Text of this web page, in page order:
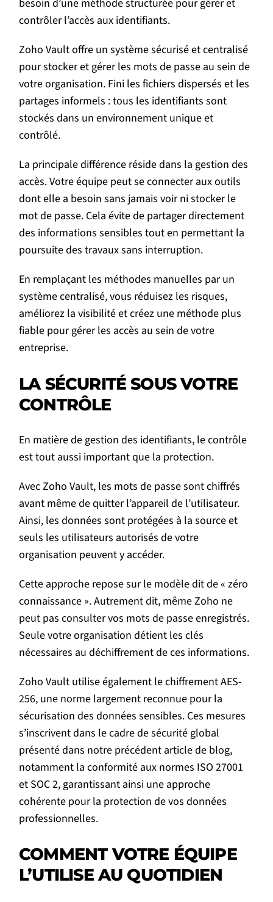
besoin d’une méthode structurée pour gérer et
contrôler l’accès aux identifiants.
Zoho Vault offre un système sécurisé et centralisé
pour stocker et gérer les mots de passe au sein de
votre organisation. Fini les fichiers dispersés et les
partages informels : tous les identifiants sont
stockés dans un environnement unique et
contrôlé.
La principale différence réside dans la gestion des
accès. Votre équipe peut se connecter aux outils
dont elle a besoin sans jamais voir ni stocker le
mot de passe. Cela évite de partager directement
des informations sensibles tout en permettant la
poursuite des travaux sans interruption.
En remplaçant les méthodes manuelles par un
système centralisé, vous réduisez les risques,
améliorez la visibilité et créez une méthode plus
fiable pour gérer les accès au sein de votre
entreprise.
LA SÉCURITÉ SOUS VOTRE
CONTRÔLE
En matière de gestion des identifiants, le contrôle
est tout aussi important que la protection.
Avec Zoho Vault, les mots de passe sont chiffrés
avant même de quitter l’appareil de l’utilisateur.
Ainsi, les données sont protégées à la source et
seuls les utilisateurs autorisés de votre
organisation peuvent y accéder.
Cette approche repose sur le modèle dit de « zéro
connaissance ». Autrement dit, même Zoho ne
peut pas consulter vos mots de passe enregistrés.
Seule votre organisation détient les clés
nécessaires au déchiffrement de ces informations.
Zoho Vault utilise également le chiffrement AES-
256, une norme largement reconnue pour la
sécurisation des données sensibles. Ces mesures
s’inscrivent dans le cadre de sécurité global
présenté dans notre précédent article de blog,
notamment la conformité aux normes ISO 27001
et SOC 2, garantissant ainsi une approche
cohérente pour la protection de vos données
professionnelles.
COMMENT VOTRE ÉQUIPE
L’UTILISE AU QUOTIDIEN